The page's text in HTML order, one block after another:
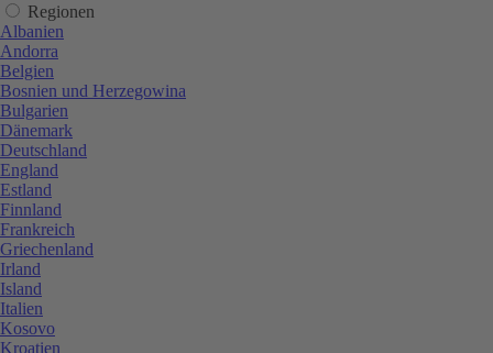
Regionen
Albanien
Andorra
Belgien
Bosnien und Herzegowina
Bulgarien
Dänemark
Deutschland
England
Estland
Finnland
Frankreich
Griechenland
Irland
Island
Italien
Kosovo
Kroatien